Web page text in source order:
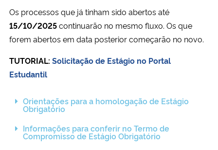
Ministério da Ciência, Tecnologia, Inovações e Comunicações
Ministério do Meio Ambiente
Os processos que já tinham sido abertos até
15/10/2025continuarão no mesmo fluxo. Os que
forem abertos em data posterior começarão no novo.
TUTORIAL: Solicitação de Estágio no Portal
Estudantil
Orientações para a homologação de Estágio
Obrigatório
Informações para conferir no Termo de
Compromisso de Estágio Obrigatório